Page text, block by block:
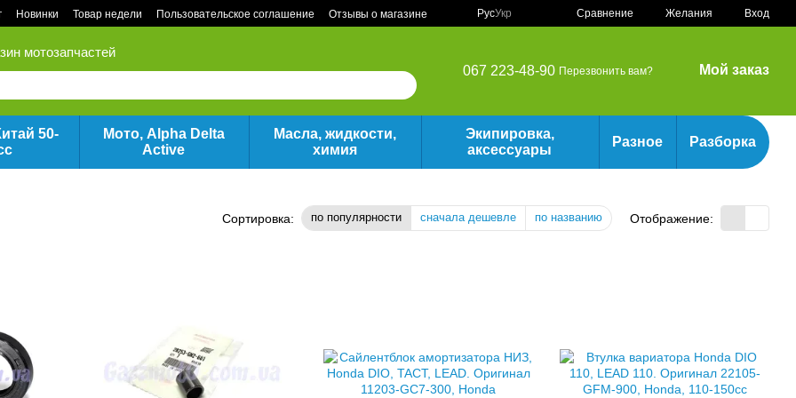
Новинки Товар недели Пользовательское соглашение Отзывы о магазине РусУкр Сравнение Желания Вход
мотозапчастей
067 223-48-90 Перезвонить вам? Мой заказ
50-
Мото, Alpha Delta
Active
Масла, жидкости,
химия
Экипировка,
аксессуары
Разное Разборка
Сортировка: по популярности сначала дешевле по названию Отображение: